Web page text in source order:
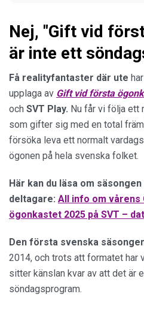
Nej, "Gift vid
är inte ett
Få realityfantaster där ute
upplaga av Gift vid första
och SVT Play. Nu får vi följa ett
som gifter sig med en total
försöka leva ett normalt
ögonen på hela svenska folket.
Här kan du läsa om
deltagare: All info om
ögonkastet 2025 på SVT –
Den första svenska
2014, och trots att formatet har
sitter känslan kvar av att det är
söndagsprogram.